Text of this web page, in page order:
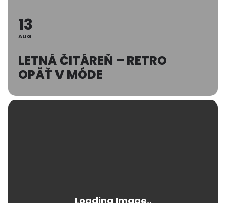
13
AUG
LETNÁ ČITÁREŇ – RETRO
OPÄŤ V MÓDE